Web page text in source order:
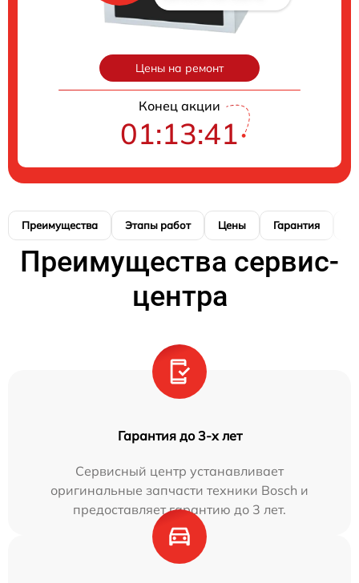
Цены на ремонт
Конец акции
01:13:40
Преимущества Этапы работ Цены Гарантия
Преимущества сервис-
центра
Гарантия до 3-х лет
Сервисный центр устанавливает
оригинальные запчасти техники Bosch и
предоставляет гарантию до 3 лет.